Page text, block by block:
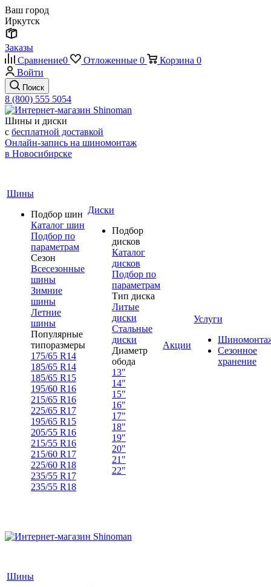
Ваш город
Иркутск
Заказы
Сравнение0 Отложенные 0 Корзина 0
Войти
Поиск
8 (800) 555 5054
Шины и диски
с бесплатной доставкой
Онлайн-запись на шиномонтаж
в Новосибирске
Шины
Подбор шин
Каталог шин
Подбор по
параметрам
Сезон
Всесезонные
шины
Зимние
шины
Летние
шины
Популярные
типоразмеры
175/65 R14
185/65 R14
185/65 R15
195/60 R16
215/65 R16
225/65 R17
195/65 R15
205/55 R16
215/55 R16
215/60 R17
225/60 R18
235/55 R17
235/55 R18
Диски
Подбор
дисков
Каталог
дисков
Подбор по
параметрам
Тип диска
Литые
диски
Стальные
диски
Диаметр
обода
13"
14"
15"
16"
17"
18"
19"
20"
21"
22"
Акции
Услуги
Сезонное
хранение
Шины